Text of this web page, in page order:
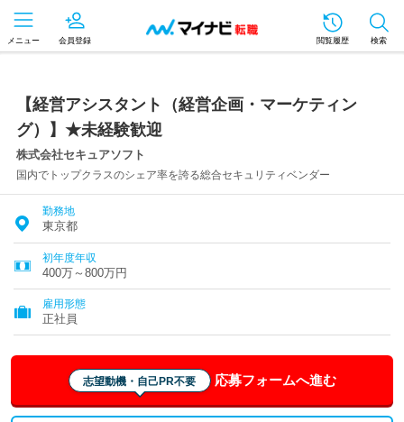
メニュー 会員登録 閲覧履歴 検索
【経営アシスタント（経営企画・マーケティン
グ）】★未経験歓迎
株式会社セキュアソフト
国内でトップクラスのシェア率を誇る総合セキュリティベンダー
勤務地
東京都
初年度年収
400万～800万円
雇用形態
正社員
志望動機・自己PR不要 応募フォームへ進む